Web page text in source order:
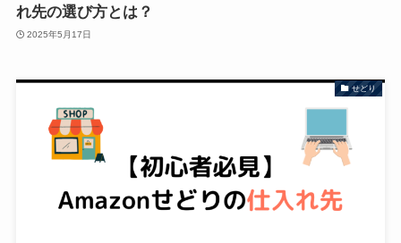
れ先の選び方とは？
2025年5月17日
せどり